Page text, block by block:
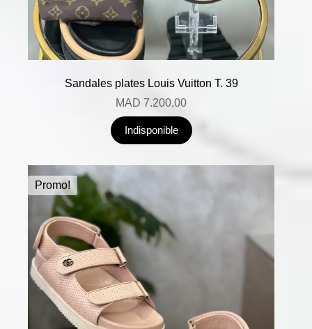
Sandales plates Louis Vuitton T. 39
MAD 7.200,00
Indisponible
Promo!